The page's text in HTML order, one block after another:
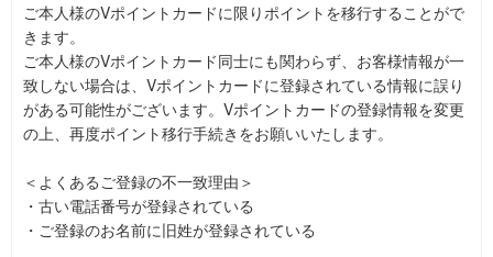
ご本人様のVポイントカードに限りポイントを移行することがで
きます。
ご本人様のVポイントカード同士にも関わらず、お客様情報が一
致しない場合は、Vポイントカードに登録されている情報に誤り
がある可能性がございます。Vポイントカードの登録情報を変更
の上、再度ポイント移行手続きをお願いいたします。
＜よくあるご登録の不一致理由＞
・古い電話番号が登録されている
・ご登録のお名前に旧姓が登録されている